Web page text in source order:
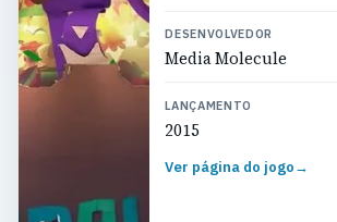
DESENVOLVEDOR
Media Molecule
LANÇAMENTO
2015
Ver página do jogo→